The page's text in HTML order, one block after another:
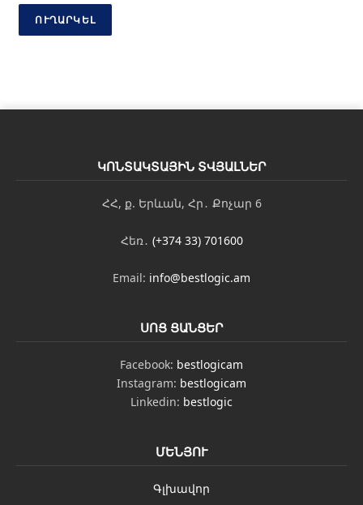
ՈՒՂԱՐԿԵԼ
ԿՈՆՏԱԿՏԱՅԻՆ ՏՎՅԱԼՆԵՐ
ՀՀ, ք. Երևան, Հր․ Քոչար 6
Հեռ․ (+374 33) 701600
Email: info@bestlogic.am
ՍՈՑ ՑԱՆՑԵՐ
Facebook: bestlogicam
Instagram: bestlogicam
Linkedin: bestlogic
ՄԵՆՅՈՒ
Գլխավոր